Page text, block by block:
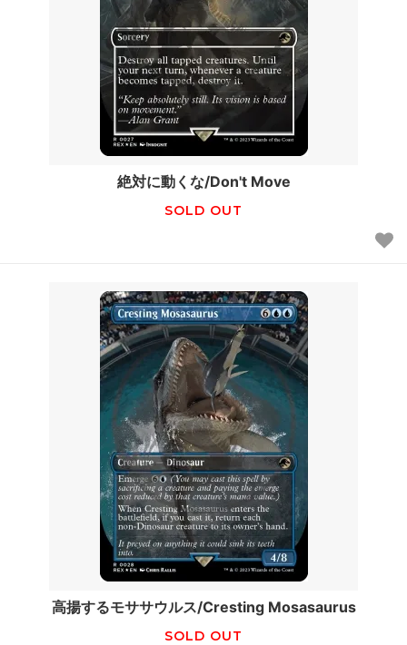
絶対に動くな/Don't Move
SOLD OUT
高揚するモササウルス/Cresting Mosasaurus
SOLD OUT